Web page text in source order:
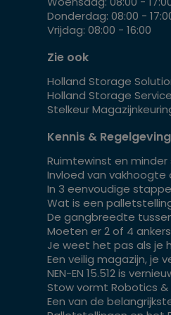
Donderdag: 08:00 -
Vrijdag: 08:00 - 16:00
Zie ook
Holland Storage
Holland Storage
Stelkeur
Kennis & Regelgeving
Ruimtewinst en minder
Invloed van
In 3 eenvoudige
Wat is een
De gangbreedte
Moeten er 2 of 4
Je weet het pas als je
Een veilig magazijn, je
NEN-EN 15.512 is
Stow vormt Robotics
Een van de